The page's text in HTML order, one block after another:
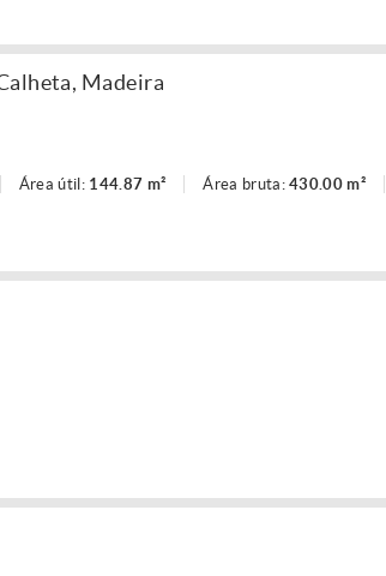
Madeira
Área útil: 144.87 m² Área bruta:430.00 m²